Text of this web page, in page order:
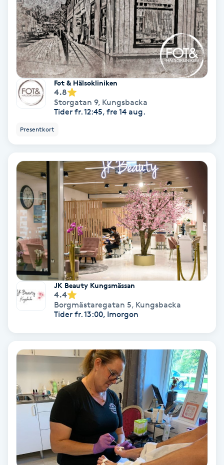
Color correction
Cryoterapi
Damklippning
Diamantslipning
Enzympeeling
Extensions
Extensions borttagning
Eyeliner-tatuering
Face framing
Fettreducering
Fibromassage
Fillers
Fot & Hälsokliniken
4.8
Storgatan 9, Kungsbacka
Tider fr. 12:45, fre 14 aug.
Presentkort
JK Beauty Kungsmässan
4.4
Borgmästaregatan 5, Kungsbacka
Tider fr. 13:00, Imorgon